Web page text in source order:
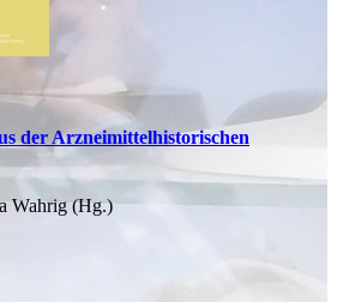
der Arzneimittelhistorischen
Wahrig (Hg.)